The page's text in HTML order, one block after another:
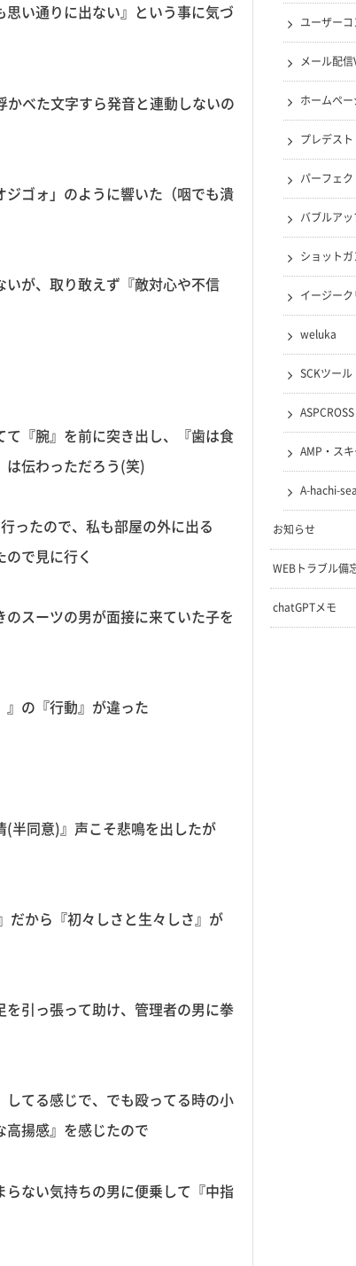
い通りに出ない』という事に気づ
かべた文字すら発音と連動しないの
ジゴォ」のように響いた（咽でも潰
が、取り敢えず『敵対心や不信
『腕』を前に突き出し、『歯は食
伝わっただろう(笑)
ったので、私も部屋の外に出る
で見に行く
スーツの男が面接に来ていた子を
』の『行動』が違った
半同意)』声こそ悲鳴を出したが
だから『初々しさと生々しさ』が
引っ張って助け、管理者の男に拳
してる感じで、でも殴ってる時の小
揚感』を感じたので
らない気持ちの男に便乗して『中指
ユーザー
メール配信
ホームペ
プレデスト
パーフェ
バブルア
ショット
イージー
weluka
SCKツール
ASPCROSS
AMP・ス
A-hachi-
お知らせ
WEBトラブル備
chatGPTメモ